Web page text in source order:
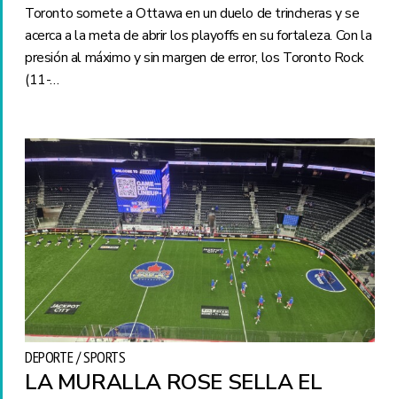
Toronto somete a Ottawa en un duelo de trincheras y se
acerca a la meta de abrir los playoffs en su fortaleza. Con la
presión al máximo y sin margen de error, los Toronto Rock
(11-…
DEPORTE / SPORTS
LA MURALLA ROSE SELLA EL